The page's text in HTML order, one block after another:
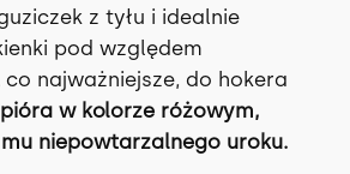
z tyłu i idealnie
pod względem
najważniejsze, do hokera
w kolorze różowym,
niepowtarzalnego uroku.